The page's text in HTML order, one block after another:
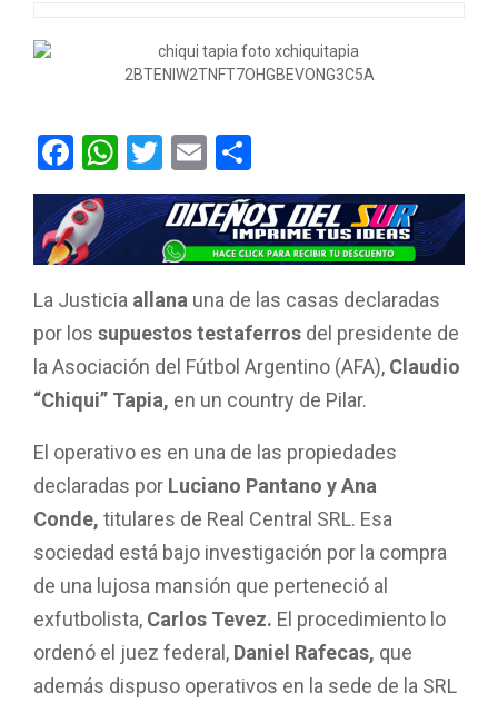
F
a
ce
b
o
o
k
W
h
at
s
A
p
p
T
wi
tt
er
E
m
ail
o
m
p
ar
tir
La Justicia allana una de las casas declaradas
por los supuestos testaferros del presidente de
la Asociación del Fútbol Argentino (AFA), Claudio
“Chiqui” Tapia, en un country de Pilar.
El operativo es en una de las propiedades
declaradas por Luciano Pantano y Ana
Conde, titulares de Real Central SRL. Esa
sociedad está bajo investigación por la compra
de una lujosa mansión que perteneció al
exfutbolista, Carlos Tevez. El procedimiento lo
ordenó el juez federal, Daniel Rafecas, que
además dispuso operativos en la sede de la SRL